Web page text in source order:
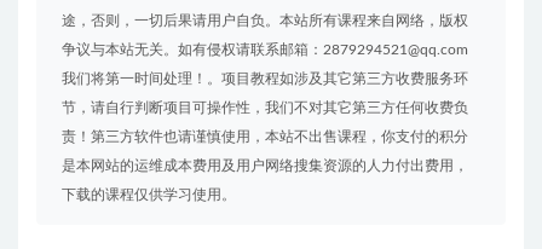
途，否则，一切后果请用户自负。本站所有课程来自网络，版权
争议与本站无关。如有侵权请联系邮箱：2879294521@qq.com
我们将第一时间处理！。项目教程如涉及其它第三方收费服务环
节，请自行判断项目可操作性，我们不对其它第三方任何收费负
责！第三方软件也请谨慎使用，本站不出售课程，你支付的积分
是本网站的运维成本费用及用户网络搜集资源的人力付出费用，
下载的课程仅供学习使用。